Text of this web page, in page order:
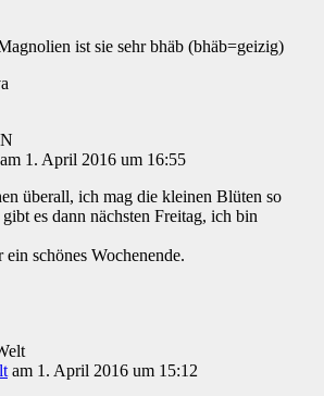
ist sie sehr bhäb (bhäb=geizig)
am 1. April 2016 um 16:55
überall, ich mag die kleinen Blüten so
es dann nächsten Freitag, ich bin
schönes Wochenende.
am 1. April 2016 um 15:12